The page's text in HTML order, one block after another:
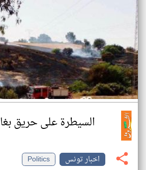
السيطرة على حريق
اخبار تونس
Politics